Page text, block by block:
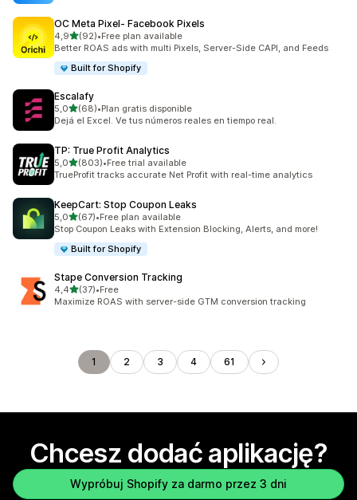
OC Meta Pixel‑ Facebook Pixels
4,9na 5 gwiazdek
(92)
Łączna liczba recenzji: 92
•Free plan available
Better ROAS ads with multi Pixels, Server-Side CAPI, and Feeds
Built for Shopify
Escalafy
5,0na 5 gwiazdek
(68)
Łączna liczba recenzji: 68
•Plan gratis disponible
Dejá el Excel. Ve tus números reales en tiempo real.
TP: True Profit Analytics
5,0na 5 gwiazdek
(803)
Łączna liczba recenzji: 803
•Free trial available
TrueProfit tracks accurate Net Profit with real-time analytics
KeepCart: Stop Coupon Leaks
5,0na 5 gwiazdek
(67)
Łączna liczba recenzji: 67
•Free plan available
Stop Coupon Leaks with Extension Blocking, Alerts, and more!
Built for Shopify
Stape Conversion Tracking
4,4na 5 gwiazdek
(37)
Łączna liczba recenzji: 37
•Free
Maximize ROAS with server-side GTM conversion tracking
1 2 3 4 61
Chcesz dodać aplikację?
Wypróbuj Shopify za darmo przez 3 dni